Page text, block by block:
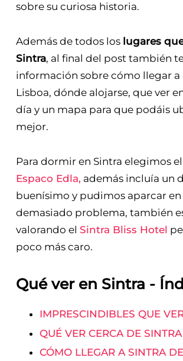
sobre su curiosa historia.
Además de todos los lugares
Sintra, al final del post también
información sobre cómo llegar a
Lisboa, dónde alojarse, que ver
día y un mapa para que podáis
mejor.
Para dormir en Sintra elegimos el
Espaco Edla, además incluía un
buenísimo y pudimos aparcar
demasiado problema, también
valorando el Sintra Bliss Hotel
poco más caro.
Qué ver en Sintra -
IMPRESCINDIBLES QUE
QUÉ VER CERCA DE SINTRA
CÓMO LLEGAR A SINTRA